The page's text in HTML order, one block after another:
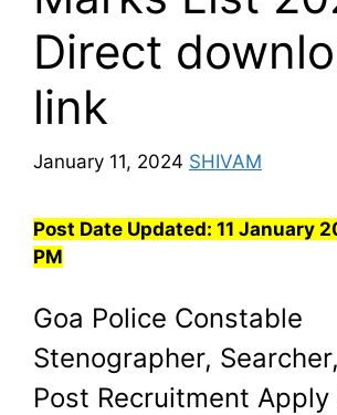
Direct
link
January 11, 2024 SHIVAM
Post Date Updated: 11 January
PM
Goa Police Constable
Stenographer,
Post Recruitment Apply